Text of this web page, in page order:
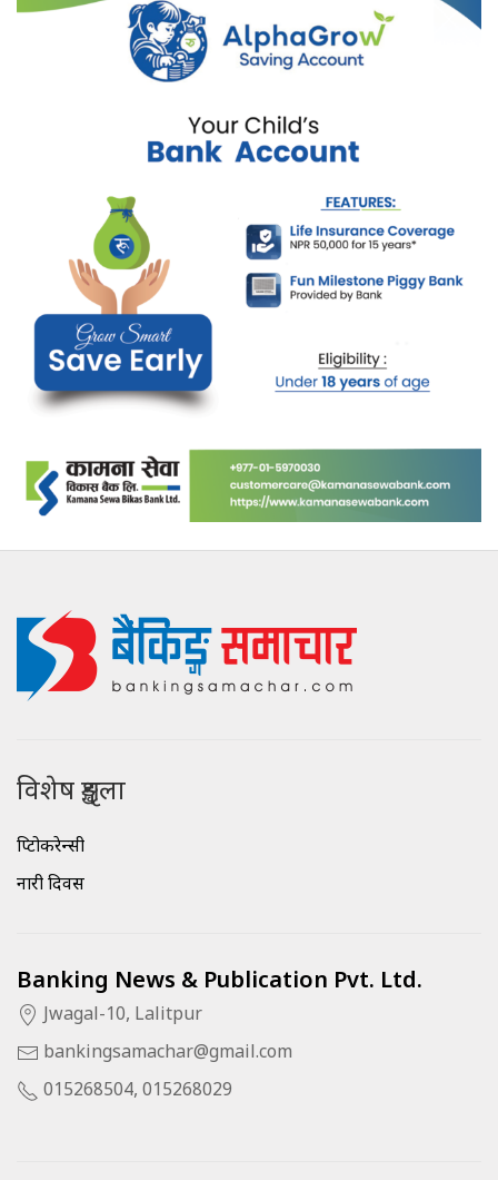
विशेष शृङ्खला
क्रिप्टोकरेन्सी
नारी दिवस
Banking News & Publication Pvt. Ltd.
Jwagal-10, Lalitpur
bankingsamachar@gmail.com
015268504, 015268029